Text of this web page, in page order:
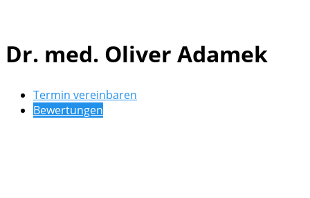
Dr. med. Oliver Adamek
Termin vereinbaren
Bewertungen